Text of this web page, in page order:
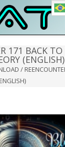
171 BACK
(ENGLISH)
/